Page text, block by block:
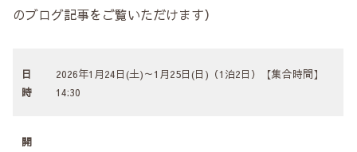
のブログ記事をご覧いただけます）
日
時
2026年1月24日(土)～1月25日(日)（1泊2日）【集合時間】
14:30
開